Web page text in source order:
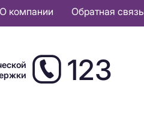
О компании Обратная связь
123